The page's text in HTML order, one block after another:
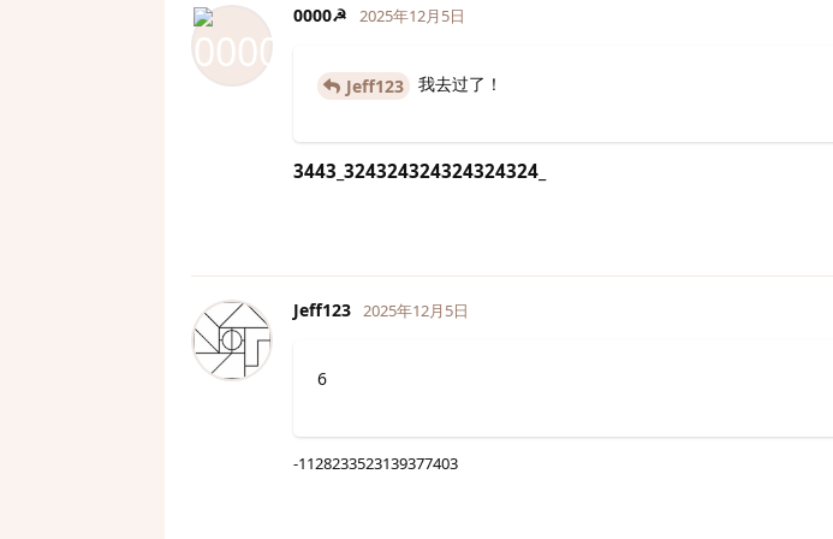
0000☭ 2025年12月5日
Jeff123 我去过了！
3443_324324324324324324_
Jeff123 2025年12月5日
6
-1128233523139377403